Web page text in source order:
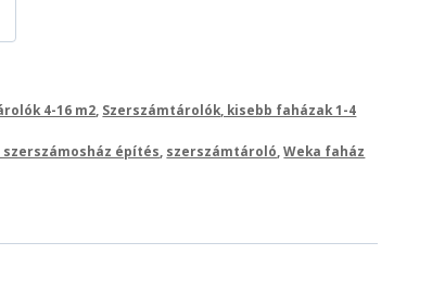
4-16 m2, Szerszámtárolók, kisebb faházak 1-4
építés, szerszámtároló,Weka faház